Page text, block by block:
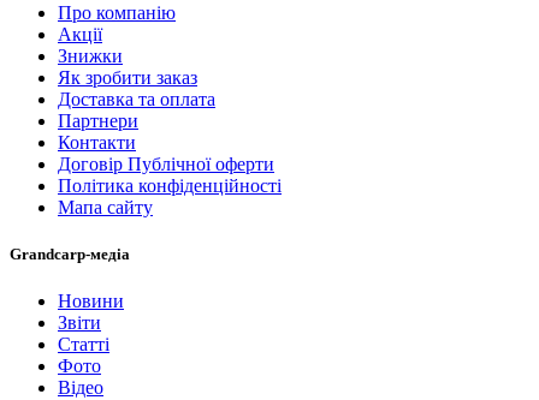
Про компанію
Акції
Знижки
Як зробити заказ
Доставка та оплата
Партнери
Контакти
Договір Публічної оферти
Політика конфіденційності
Мапа сайту
Grandcarp-медіа
Новини
Звіти
Статті
Фото
Відео